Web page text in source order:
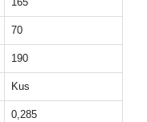
70
190
Kus
0,285